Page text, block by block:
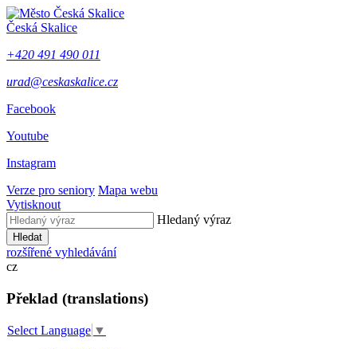
Česká Skalice
+420 491 490 011
urad@ceskaskalice.cz
Facebook
Youtube
Instagram
Verze pro seniory Mapa webu
Vytisknout
Hledaný výraz
Hledat
rozšířené vyhledávání
cz
Překlad (translations)
Select Language ▼